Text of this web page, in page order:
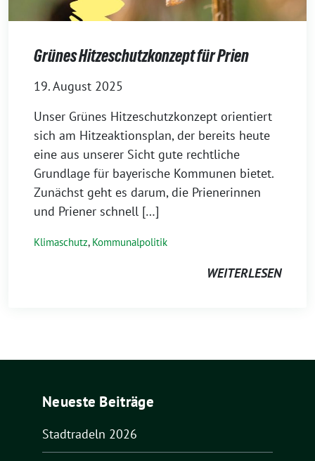
Grünes Hitzeschutzkonzept für Prien
19. August 2025
Unser Grünes Hitzeschutzkonzept orientiert
sich am Hitzeaktionsplan, der bereits heute
eine aus unserer Sicht gute rechtliche
Grundlage für bayerische Kommunen bietet.
Zunächst geht es darum, die Prienerinnen
und Priener schnell […]
Klimaschutz, Kommunalpolitik
WEITERLESEN
Neueste Beiträge
Stadtradeln 2026